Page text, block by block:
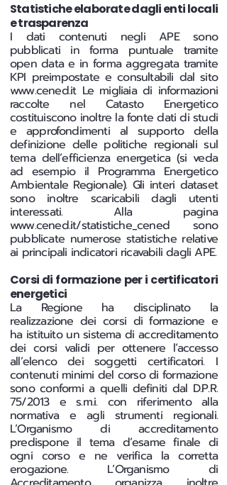
Statistiche elaborate dagli enti locali
e trasparenza
I dati contenuti negli APE sono
pubblicati in forma puntuale tramite
open data e in forma aggregata tramite
KPI preimpostate e consultabili dal sito
www.cened.itLe migliaia di informazioni
raccolte nel Catasto Energetico
costituiscono inoltre la fonte dati di studi
e approfondimenti al supporto della
definizione delle politiche regionali sul
tema dell’efficienza energetica (si veda
ad esempio il Programma Energetico
Ambientale Regionale). Gli interi dataset
sono inoltre scaricabili dagli utenti
interessati. Alla pagina
www.cened.it/statistiche_cened sono
pubblicate numerose statistiche relative
ai principali indicatori ricavabili dagli APE.
Corsi di formazione per i certificatori
energetici
La Regione ha disciplinato la
realizzazione dei corsi di formazione e
ha istituito un sistema di accreditamento
dei corsi validi per ottenere l’accesso
all’elenco dei soggetti certificatori. I
contenuti minimi del corso di formazione
sono conformi a quelli definiti dal D.P.R.
75/2013 e s.m.i. con riferimento alla
normativa e agli strumenti regionali.
L’Organismo di accreditamento
predispone il tema d’esame finale di
ogni corso e ne verifica la corretta
erogazione. L’Organismo di